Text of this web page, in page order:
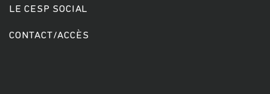
LE CESP SOCIAL
CONTACT/ACCÈS